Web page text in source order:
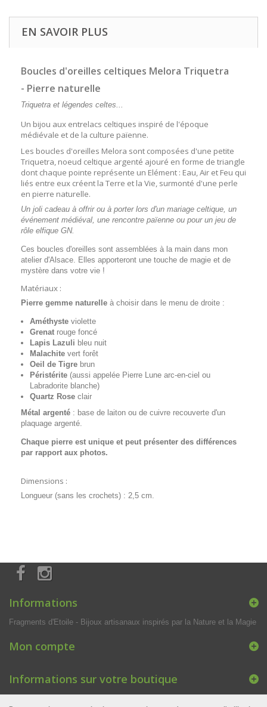
EN SAVOIR PLUS
Boucles d'oreilles celtiques Melora Triquetra
- Pierre naturelle
Triquetra et légendes celtes...
Un bijou aux entrelacs celtiques inspiré de l'époque
médiévale et de la culture païenne.
Les boucles d'oreilles Melora sont composées d'une petite
Triquetra, noeud celtique argenté ajouré en forme de triangle
dont chaque pointe représente un Elément : Eau, Air et Feu qui
liés entre eux créent la Terre et la Vie, surmonté d'une perle
en pierre naturelle.
Un joli cadeau à offrir ou à porter lors d'un mariage celtique, un
événement médiéval, une rencontre païenne ou pour un jeu de
rôle elfique GN.
Ces boucles d'oreilles sont assemblées à la main dans mon
atelier d'Alsace. Elles apporteront une touche de magie et de
mystère dans votre vie !
Matériaux :
Pierre gemme naturelle à choisir dans le menu de droite :
Améthyste violette
Grenat rouge foncé
Lapis Lazuli bleu nuit
Malachite vert forêt
Oeil de Tigre brun
Péristérite (aussi appelée Pierre Lune arc-en-ciel ou
Labradorite blanche)
Quartz Rose clair
Métal argenté : base de laiton ou de cuivre recouverte d'un
plaquage argenté.
Chaque pierre est unique et peut présenter des différences
par rapport aux photos.
Dimensions :
Longueur (sans les crochets) : 2,5 cm.
Informations
Fragments d'Etoile - Bijoux artisanaux inspirés par la Nature et la Magie
Mon compte
Informations sur votre boutique